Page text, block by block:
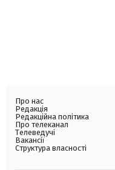
Про нас
Редакція
Редакційна політика
Про телеканал
Телеведучі
Вакансії
Структура власності